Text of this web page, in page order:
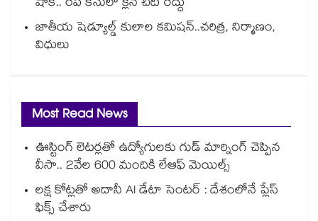
జాతీయ షెడ్యూల్డ్ కులాల కమిషన్..చరిత్ర, నిర్మాణం,
విధులు
Most Read News
ఊస్టింగ్ లెటర్లతో ఉద్యోగులకు గుడ్ మార్నింగ్ చెప్పిన
వీసా.. 2వేల 600 మందికి లేఆఫ్ మెయిల్స్
లక్ష కోట్లతో అదానీ AI డేటా సెంటర్ : దేశంలోనే ప్లేస్
ఫిక్స్ చేశారు